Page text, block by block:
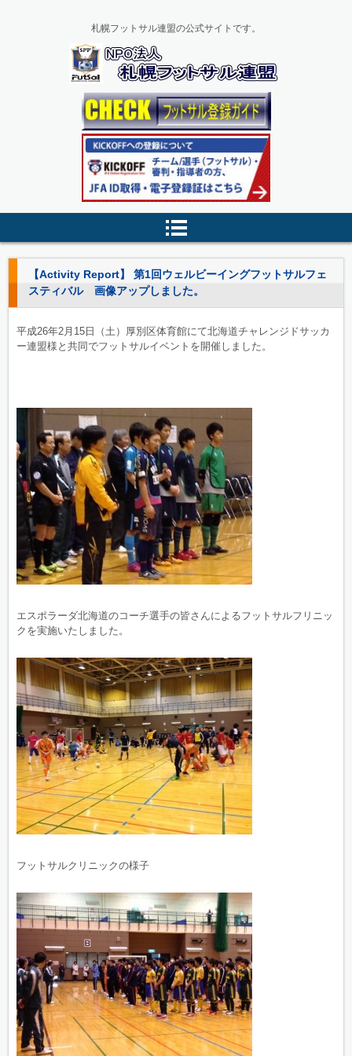
札幌フットサル連盟の公式サイトです。
【Activity Report】 第1回ウェルビーイングフットサルフェ
スティバル 画像アップしました。
平成26年2月15日（土）厚別区体育館にて北海道チャレンジドサッカ
ー連盟様と共同でフットサルイベントを開催しました。
エスポラーダ北海道のコーチ選手の皆さんによるフットサルフリニッ
クを実施いたしました。
フットサルクリニックの様子